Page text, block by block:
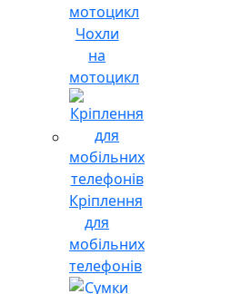
Чохли
на
мотоцикл
Кріплення
для
мобільних
телефонів